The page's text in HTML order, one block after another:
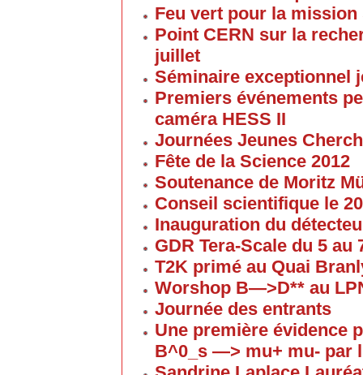
Feu vert pour la
Point CERN sur la
juillet
Séminaire exceptionnel
Premiers événements
caméra HESS II
Journées Jeunes
Fête de la Science 2012
Soutenance de Moritz
Conseil scientifique le
Inauguration du
GDR Tera-Scale du 5
T2K primé au Quai
Worshop B—>D** au
Journée des entrants
Une première évidence
B^0_s —> mu+ mu- par